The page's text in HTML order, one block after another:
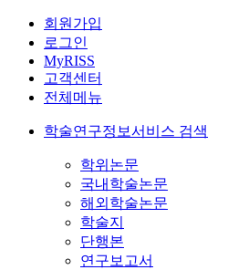
회원가입
로그인
MyRISS
고객센터
전체메뉴
학술연구정보서비스 검색
학위논문
국내학술논문
해외학술논문
학술지
단행본
연구보고서